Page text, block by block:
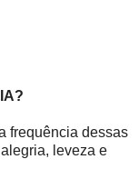
frequência dessas
leveza e